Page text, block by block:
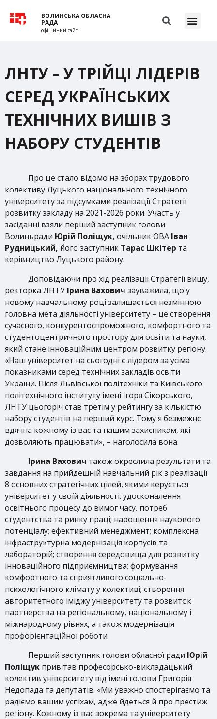
ВОЛИНСЬКА ОБЛАСНА
РАДА
офіційний сайт
ЛНТУ – У ТРІЙЦІ ЛІДЕРІВ
СЕРЕД УКРАЇНСЬКИХ
ТЕХНІЧНИХ ВИШІВ З
НАБОРУ СТУДЕНТІВ
Про це стало відомо на зборах трудового
колективу Луцького національного технічного
університету за підсумками реалізації Стратегії
розвитку закладу на 2021-2026 роки. Участь у
засіданні взяли перший заступник голови
Волиньради Юрій Поліщук, очільник ОВА Іван
Рудницький, його заступник Тарас Шкітер та
керівництво Луцького району.
Доповідаючи про хід реалізації Стратегії вишу,
ректорка ЛНТУ Ірина Вахович зауважила, що у
новому навчальному році залишається незмінною
головна мета діяльності університету – це створення
сучасного, конкурентоспроможного, комфортного та
студентоцентричного простору для освіти та науки,
який стане інноваційним центром розвитку регіону.
«Наш університет на сьогодні є лідером за усіма
показниками серед технічних закладів освіти
України. Після Львівської політехніки та Київського
політехнічного інституту імені Ігоря Сікорського,
ЛНТУ цьогоріч став третім у рейтингу за кількістю
набору студентів на перший курс. Тому я безмежно
вдячна кожному із вас та нашим захисникам, які
дозволяють працювати», – наголосила вона.
Ірина Вахович також окреслила результати та
завдання на прийдешній навчальний рік з реалізації
8 основних стратегічних цілей, якими керується
університет у своїй діяльності: удосконалення
освітнього процесу до вимог часу, потреб
студентства та ринку праці; нарощення наукового
потенціалу; ефективний менеджмент; комплексна
інфраструктурна модернізація корпусів та
лабораторій; створення середовища для розвитку
інноваційного підприємництва; формування
комфортного та сприятливого соціально-
психологічного клімату у колективі; створення
авторитетного іміджу університету та розвиток
партнерства на регіональному, національному і
міжнародному рівнях, а також модернізація
профорієнтаційної роботи.
Перший заступник голови обласної ради Юрій
Поліщук привітав професорсько-викладацький
колектив університету від імені голови Григорія
Недопада та депутатів. «Ми уважно спостерігаємо та
радіємо вашим успіхам, адже йдеться й про престиж
регіону. Кожному із вас зокрема та університету